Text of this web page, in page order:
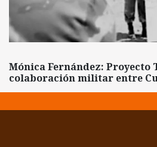
Mónica Fernández: Proyecto
colaboración militar entre